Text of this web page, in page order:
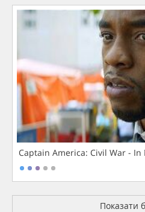
Captain America: Civil War -
Показати